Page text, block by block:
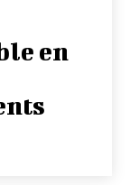
en